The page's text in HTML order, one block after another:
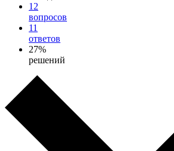
12
вопросов
11
ответов
27%
решений